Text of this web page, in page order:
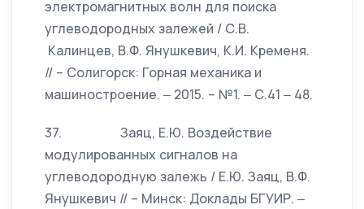
электромагнитных волн для поиска
углеводородных залежей / С.В.
Калинцев, В.Ф. Янушкевич, К.И. Кременя.
// – Солигорск: Горная механика и
машиностроение. ‒ 2015. – №1. ‒ С.41 ‒ 48.
37. Заяц, Е.Ю. Воздействие
модулированных сигналов на
углеводородную залежь / Е.Ю. Заяц, В.Ф.
Янушкевич // – Минск: Доклады БГУИР. ‒